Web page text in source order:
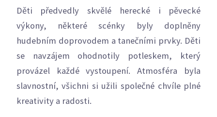
Děti předvedly skvělé herecké i pěvecké
výkony, některé scénky byly doplněny
hudebním doprovodem a tanečními prvky. Děti
se navzájem ohodnotily potleskem, který
provázel každé vystoupení. Atmosféra byla
slavnostní, všichni si užili společné chvíle plné
kreativity a radosti.